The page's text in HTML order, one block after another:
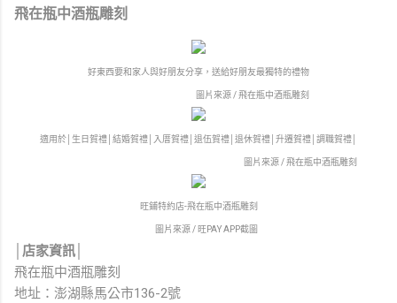
飛在瓶中酒瓶雕刻
好東西要和家人與好朋友分享，送給好朋友最獨特的禮物
圖片來源 / 飛在瓶中酒瓶雕刻
適用於│生日賀禮│結婚賀禮│入厝賀禮│退伍賀禮│退休賀禮│升遷賀禮│調職賀禮│
圖片來源 / 飛在瓶中酒瓶雕刻
旺鋪特約店-飛在瓶中酒瓶雕刻
圖片來源 / 旺PAY APP截圖
│店家資訊│
飛在瓶中酒瓶雕刻
地址：澎湖縣馬公市136-2號